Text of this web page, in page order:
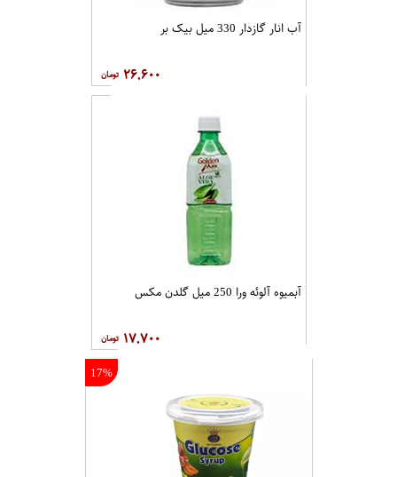
آب انار گازدار 330 میل بیک بر
۲۶,۶۰۰
آبمیوه آلوئه ورا 250 میل گلدن مکس
۱۷,۷۰۰
17%